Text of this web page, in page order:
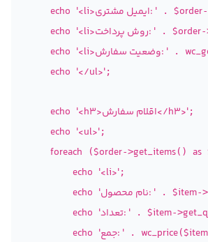
echo
'<li>ایمیل مشتری: ' . $order
echo '<li>روش پرداخت: ' . $order-
echo
'<li>وضعیت سفارش: ' .
echo '</ul>';
echo '<h3>اقلام سفارش</h3>';
echo '<ul>';
foreach ($order->get_items() as
echo '<li>';
echo 'نام محصول: ' . $item->
echo 'تعداد: ' . $item->
echo 'جمع: ' . wc_price($item